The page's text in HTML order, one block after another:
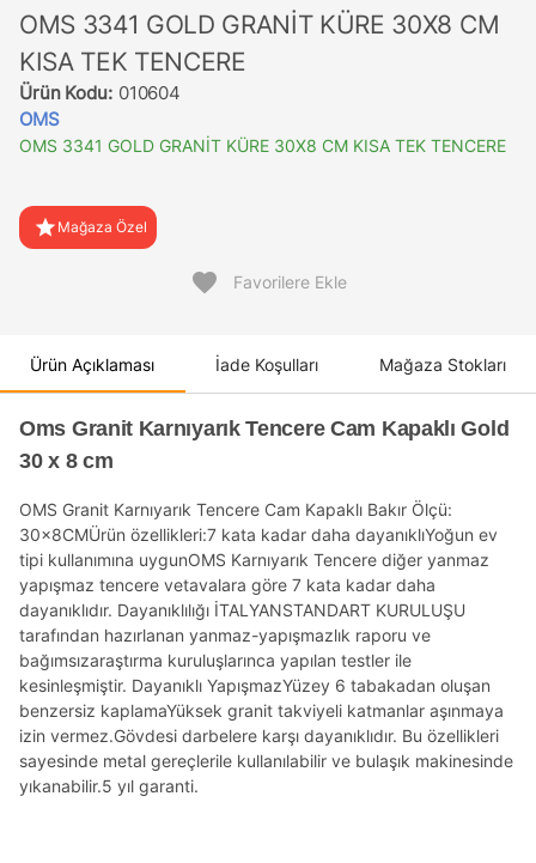
OMS 3341 GOLD GRANİT KÜRE 30X8 CM
KISA TEK TENCERE
Ürün Kodu: 010604
OMS
OMS 3341 GOLD GRANİT KÜRE 30X8 CM KISA TEK TENCERE
star Mağaza Özel
favorite Favorilere Ekle
Ürün Açıklaması İade Koşulları Mağaza Stokları
Oms Granit Karnıyarık Tencere Cam Kapaklı Gold
30 x 8 cm
OMS Granit Karnıyarık Tencere Cam Kapaklı Bakır Ölçü:
30x8CMÜrün özellikleri:7 kata kadar daha dayanıklıYoğun ev
tipi kullanımına uygunOMS Karnıyarık Tencere diğer yanmaz
yapışmaz tencere vetavalara göre 7 kata kadar daha
dayanıklıdır. Dayanıklılığı İTALYANSTANDART KURULUŞU
tarafından hazırlanan yanmaz-yapışmazlık raporu ve
bağımsızaraştırma kuruluşlarınca yapılan testler ile
kesinleşmiştir. Dayanıklı YapışmazYüzey 6 tabakadan oluşan
benzersiz kaplamaYüksek granit takviyeli katmanlar aşınmaya
izin vermez.Gövdesi darbelere karşı dayanıklıdır. Bu özellikleri
sayesinde metal gereçlerile kullanılabilir ve bulaşık makinesinde
yıkanabilir.5 yıl garanti.